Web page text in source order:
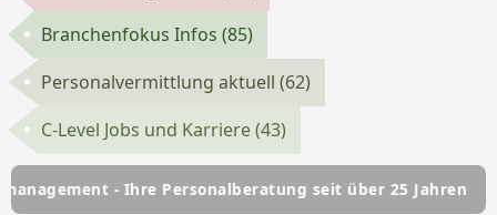
Branchenfokus Infos(85)
Personalvermittlung aktuell(62)
C-Level Jobs und Karriere(43)
Ihre Personalberatung seit über 25 Jahren HSC